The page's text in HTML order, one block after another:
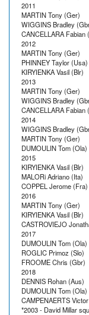
2011
MARTIN Tony (Ger)
WIGGINS Bradley
CANCELLARA Fabian
2012
MARTIN Tony (Ger)
PHINNEY Taylor (Usa)
KIRYIENKA Vasil (Blr)
2013
MARTIN Tony (Ger)
WIGGINS Bradley
CANCELLARA Fabian
2014
WIGGINS Bradley
MARTIN Tony (Ger)
DUMOULIN Tom (Ola)
2015
KIRYIENKA Vasil (Blr)
MALORi Adriano (Ita)
COPPEL Jerome (Fra)
2016
MARTIN Tony (Ger)
KIRYIENKA Vasil (Blr)
CASTROVIEJO
2017
DUMOULIN Tom (Ola)
ROGLIC Primoz (Slo)
FROOME Chris (Gbr)
2018
DENNIS Rohan (Aus)
DUMOULIN Tom (Ola)
CAMPENAERTS
*2003 - David Millar